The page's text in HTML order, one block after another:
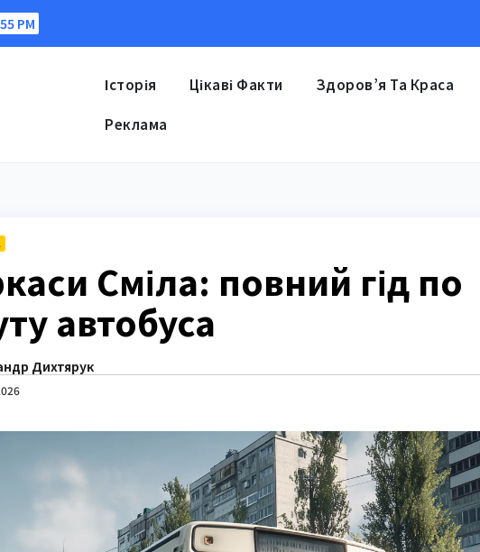
PM
Історія Цікаві Факти Здоров’я Та Краса
Реклама
Сміла: повний гід по
автобуса
Дихтярук